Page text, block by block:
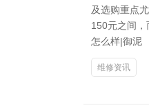
及选购重点
150元之间
怎么样|御泥
维修资讯